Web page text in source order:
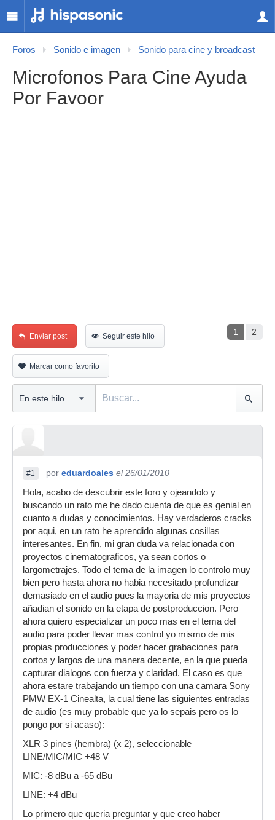
Foros Sonido e imagen Sonido para cine y broadcast
Microfonos Para Cine Ayuda
Por Favoor
1 2
Enviar post Seguir este hilo
Marcar como favorito
#1 por eduardoales el 26/01/2010
Hola, acabo de descubrir este foro y ojeandolo y
buscando un rato me he dado cuenta de que es genial en
cuanto a dudas y conocimientos. Hay verdaderos cracks
por aqui, en un rato he aprendido algunas cosillas
interesantes. En fin, mi gran duda va relacionada con
proyectos cinematograficos, ya sean cortos o
largometrajes. Todo el tema de la imagen lo controlo muy
bien pero hasta ahora no habia necesitado profundizar
demasiado en el audio pues la mayoria de mis proyectos
añadian el sonido en la etapa de postproduccion. Pero
ahora quiero especializar un poco mas en el tema del
audio para poder llevar mas control yo mismo de mis
propias producciones y poder hacer grabaciones para
cortos y largos de una manera decente, en la que pueda
capturar dialogos con fuerza y claridad. El caso es que
ahora estare trabajando un tiempo con una camara Sony
PMW EX-1 Cinealta, la cual tiene las siguientes entradas
de audio (es muy probable que ya lo sepais pero os lo
pongo por si acaso):
XLR 3 pines (hembra) (x 2), seleccionable
LINE/MIC/MIC +48 V
MIC: -8 dBu a -65 dBu
LINE: +4 dBu
Lo primero que queria preguntar y que creo haber